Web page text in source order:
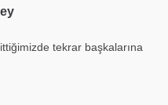
tekrar başkalarına